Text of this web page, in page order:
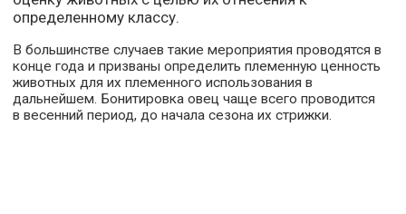
определенному классу.
В большинстве случаев такие мероприятия проводятся в
конце года и призваны определить племенную ценность
животных для их племенного использования в
дальнейшем. Бонитировка овец чаще всего проводится
в весенний период, до начала сезона их стрижки.